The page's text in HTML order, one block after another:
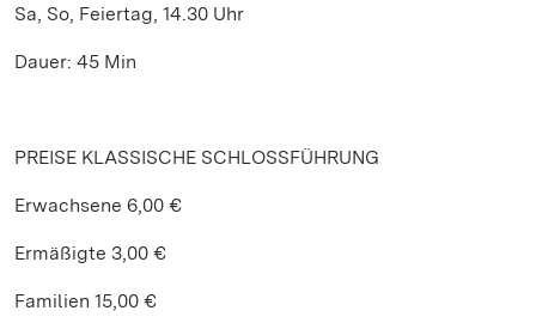
Sa, So, Feiertag, 14.30 Uhr
Dauer: 45 Min
PREISE KLASSISCHE SCHLOSSFÜHRUNG
Erwachsene 6,00 €
Ermäßigte 3,00 €
Familien 15,00 €